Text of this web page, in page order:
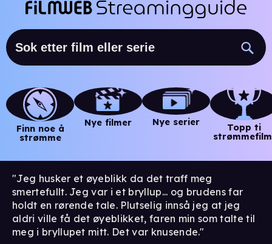
Finn noe å
strømme
Nye filmer Nye serier
Topp ti
"Jeg husker et øyeblikk da det traff meg
smertefullt. Jeg var i et bryllup... og brudens far
holdt en rørende tale. Plutselig innså jeg at jeg
aldri ville få det øyeblikket, faren min som talte til
meg i bryllupet mitt. Det var knusende."